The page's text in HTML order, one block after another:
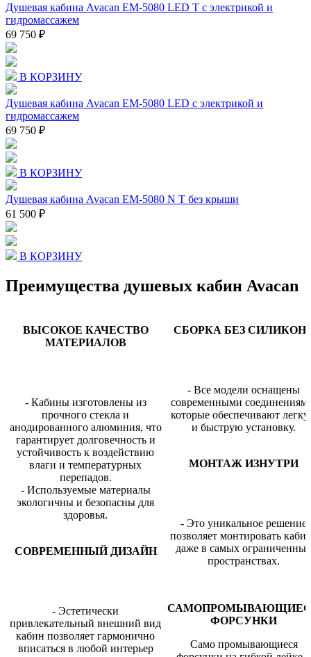
Душевая кабина Avacan EM-5080 LED T с электрикой и
гидромассажем
69 750 ₽
В КОРЗИНУ
Душевая кабина Avacan EM-5080 LED с электрикой и
гидромассажем
69 750 ₽
В КОРЗИНУ
Душевая кабина Avacan EM-5080 N T без крыши
61 500 ₽
В КОРЗИНУ
Преимущества душевых кабин Avacan
ВЫСОКОЕ КАЧЕСТВО
МАТЕРИАЛОВ
- Кабины изготовлены из
прочного стекла и
анодированного алюминия, что
гарантирует долговечность и
устойчивость к воздействию
влаги и температурных
перепадов.
- Используемые материалы
экологичны и безопасны для
здоровья.
СОВРЕМЕННЫЙ ДИЗАЙН
- Эстетически
привлекательный внешний вид
кабин позволяет гармонично
вписаться в любой интерьер
СБОРКА БЕЗ
- Все модели оснащены
современными
которые обеспечивают
и быструю установку.
МОНТАЖ ИЗНУТРИ
- Это уникальное решение
позволяет монтировать
даже в самых ограниченных
пространствах.
ФОРСУНКИ
Само промывающиеся